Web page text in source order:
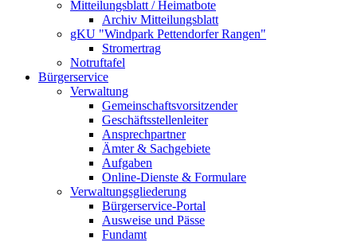
Mitteilungsblatt / Heimatbote
Archiv Mitteilungsblatt
gKU "Windpark Pettendorfer Rangen"
Stromertrag
Notruftafel
Bürgerservice
Verwaltung
Gemeinschaftsvorsitzender
Geschäftsstellenleiter
Ansprechpartner
Ämter & Sachgebiete
Aufgaben
Online-Dienste & Formulare
Verwaltungsgliederung
Bürgerservice-Portal
Ausweise und Pässe
Fundamt